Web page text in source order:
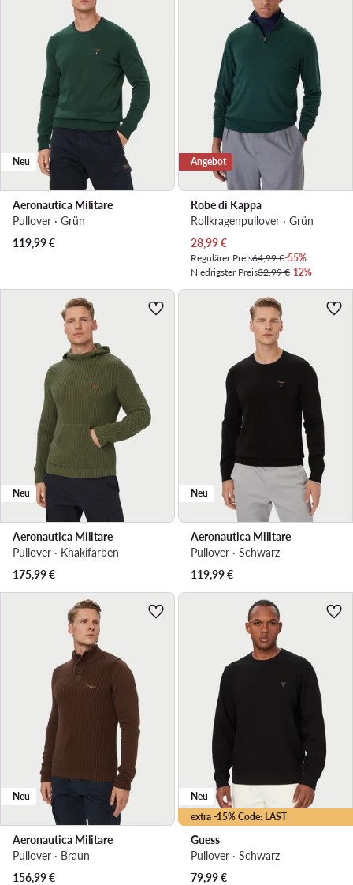
Neu
Aeronautica Militare
Pullover · Grün
119,99€
Angebot
Robe di Kappa
Rollkragenpullover · Grün
Aktueller Preis
28,99€
Regulärer Preis64,99 €-55%
Niedrigster Preis32,99 €-12%
Neu
Aeronautica Militare
Pullover · Khakifarben
175,99€
Neu
Aeronautica Militare
Pullover · Schwarz
119,99€
Neu
Aeronautica Militare
Pullover · Braun
156,99€
extra -15% Code: LAST
Neu
Guess
Pullover · Schwarz
79,99€